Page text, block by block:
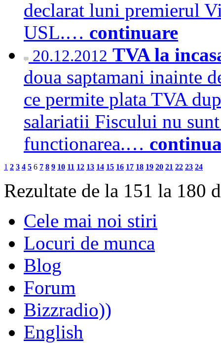
declarat luni premierul
USL.… continuare
20.12.2012 TVA la
doua saptamani inainte
ce permite plata TVA
salariatii Fiscului nu
functionarea.…
1 2 3 4 5 6 7 8 9 10 11 12 13 14 15 16 17 18 19 20 21 22 23 24
Rezultate de la 151 la 180
Cele mai noi stiri
Locuri de munca
Blog
Forum
Bizzradio))
English